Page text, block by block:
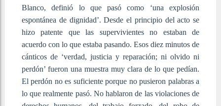
Blanco, definió lo que pasó como ‘una explosión
espontánea de dignidad’. Desde el principio del acto se
hizo patente que las supervivientes no estaban de
acuerdo con lo que estaba pasando. Esos diez minutos de
cánticos de ‘verdad, justicia y reparación; ni olvido ni
perdón’ fueron una muestra muy clara de lo que pedían.
El perdón no es suficiente porque no pusieron palabras a
lo que realmente pasó. No hablaron de las violaciones de